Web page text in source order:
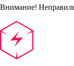
Внимание!